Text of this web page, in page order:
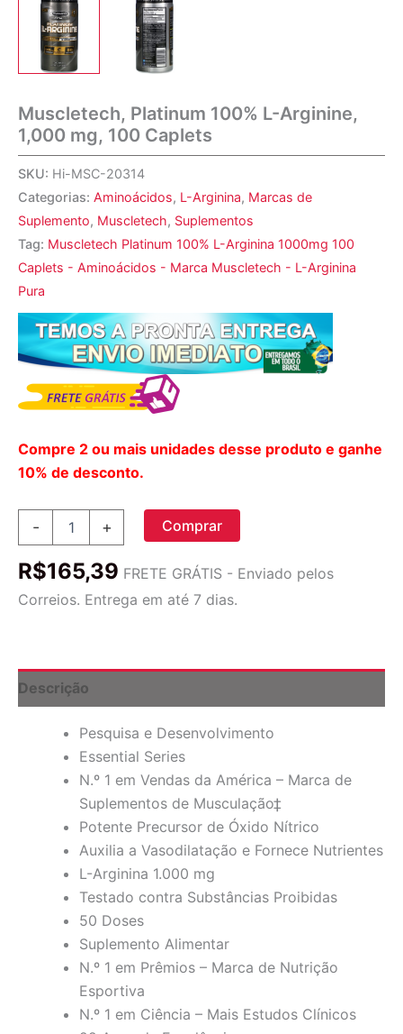
Muscletech, Platinum 100% L-Arginine,
1,000 mg, 100 Caplets
SKU: Hi-MSC-20314
Categorias: Aminoácidos, L-Arginina, Marcas de
Suplemento, Muscletech, Suplementos
Tag: Muscletech Platinum 100% L-Arginina 1000mg 100
Caplets - Aminoácidos - Marca Muscletech - L-Arginina
Pura
Compre 2 ou mais unidades desse produto e ganhe
10% de desconto.
-
L-
1,000
quantidade
+ Comprar
R$165,39 FRETE GRÁTIS - Enviado pelos
Correios. Entrega em até 7 dias.
Descrição
Pesquisa e Desenvolvimento
Essential Series
N.º 1 em Vendas da América – Marca de
Suplementos de Musculação‡
Potente Precursor de Óxido Nítrico
Auxilia a Vasodilatação e Fornece Nutrientes
L-Arginina 1.000 mg
Testado contra Substâncias Proibidas
50 Doses
Suplemento Alimentar
N.º 1 em Prêmios – Marca de Nutrição
Esportiva
N.º 1 em Ciência – Mais Estudos Clínicos